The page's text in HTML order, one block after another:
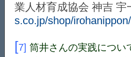
業人材育成協会 神吉 宇
s.co.jp/shop/
[7] 筒井さんの実践につい